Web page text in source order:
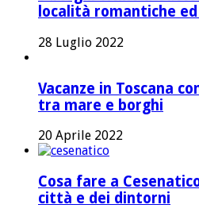
località romantiche
28 Luglio 2022
Vacanze in Toscana
tra mare e borghi
20 Aprile 2022
Cosa fare a
città e dei dintorni